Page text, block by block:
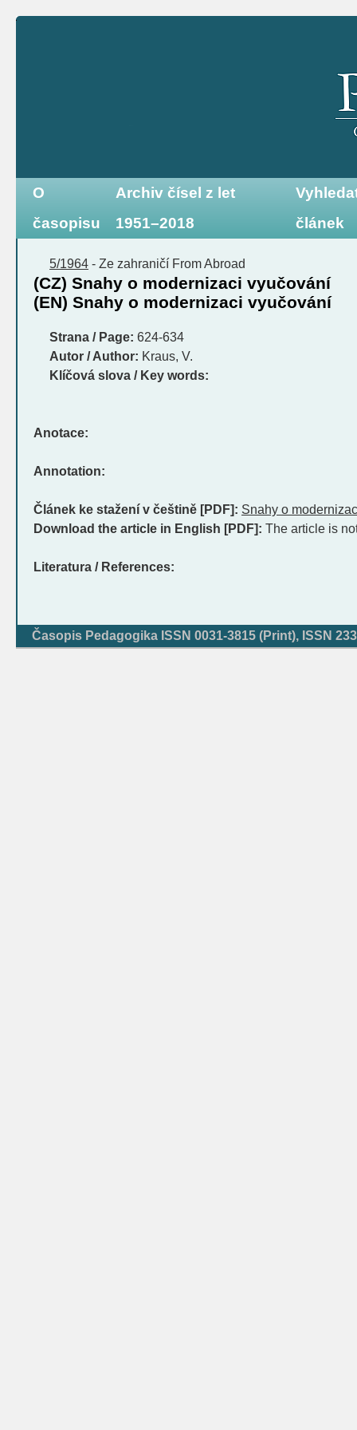
O
časopisu
Archiv čísel z let
1951–2018
článek
5/1964 - Ze zahraničí From Abroad
(CZ) Snahy o modernizaci vyučování
(EN) Snahy o modernizaci vyučování
Strana / Page: 624-634
Autor / Author: Kraus, V.
Klíčová slova / Key words:
Anotace:
Annotation:
Článek ke stažení v češtině [PDF]: Snahy o
Download the article in English [PDF]: The article is
Literatura / References:
Časopis Pedagogika ISSN 0031-3815 (Print), ISSN